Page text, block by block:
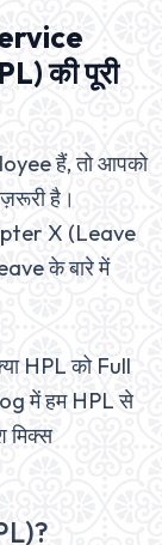
की पूरी
हैं, तो आपको
है।
X (Leave
के बारे में
HPL को Full
में हम HPL से
मिक्स